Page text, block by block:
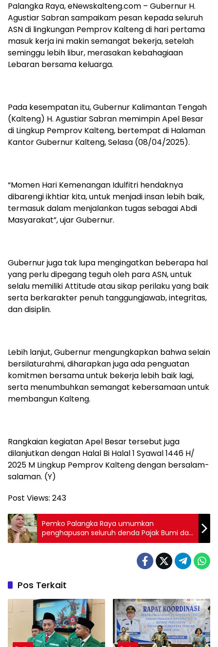
Palangka Raya, eNewskalteng.com – Gubernur H.
Agustiar Sabran sampaikam pesan kepada seluruh
ASN di lingkungan Pemprov Kalteng di hari pertama
masuk kerja ini makin semangat bekerja, setelah
seminggu lebih libur, merasakan kebahagiaan
Lebaran bersama keluarga.
Pada kesempatan itu, Gubernur Kalimantan Tengah
(Kalteng) H. Agustiar Sabran memimpin Apel Besar
di Lingkup Pemprov Kalteng, bertempat di Halaman
Kantor Gubernur Kalteng, Selasa (08/04/2025).
“Momen Hari Kemenangan Idulfitri hendaknya
dibarengi ikhtiar kita, untuk menjadi insan lebih baik,
termasuk dalam menjalankan tugas sebagai Abdi
Masyarakat”, ujar Gubernur.
Gubernur juga tak lupa mengingatkan beberapa hal
yang perlu dipegang teguh oleh para ASN, untuk
selalu memiliki Attitude atau sikap perilaku yang baik
serta berkarakter penuh tanggungjawab, integritas,
dan disiplin.
Lebih lanjut, Gubernur mengungkapkan bahwa selain
bersilaturahmi, diharapkan juga ada penguatan
komitmen bersama untuk bekerja lebih baik lagi,
serta menumbuhkan semangat kebersamaan untuk
membangun Kalteng.
Rangkaian kegiatan Apel Besar tersebut juga
dilanjutkan dengan Halal Bi Halal 1 Syawal 1446 H/
2025 M Lingkup Pemprov Kalteng dengan bersalam-
salaman. (Y)
Post Views: 243
Pemko Palangka Raya umumkan
penghapusan seluruh denda Pajak Bumi dan
Bangunan Perdesaan dan Perkotaan
Pos Terkait